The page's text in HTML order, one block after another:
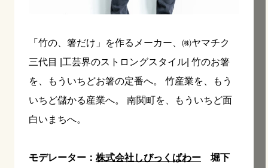
「竹の、箸だけ」を作るメーカー、㈱ヤマチク
三代目 |工芸界のストロングスタイル| 竹のお箸
を、もういちどお箸の定番へ。 竹産業を、もう
いちど儲かる産業へ。 南関町を、もういちど面
白いまちへ。
モデレーター： 株式会社しびっくぱわー 堀下